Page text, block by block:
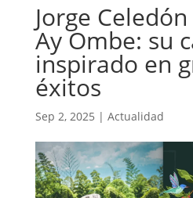
Jorge
Ay Ombe: su
inspirado en
éxitos
Sep 2, 2025 | Actualidad